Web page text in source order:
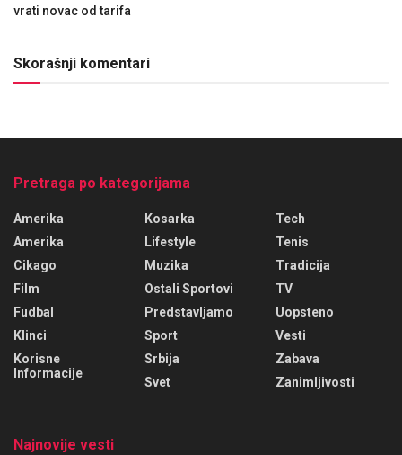
vrati novac od tarifa
Skorašnji komentari
Pretraga po kategorijama
Amerika
Amerika
Cikago
Film
Fudbal
Klinci
Korisne
Informacije
Kosarka
Lifestyle
Muzika
Ostali Sportovi
Predstavljamo
Sport
Srbija
Svet
Tech
Tenis
Tradicija
TV
Uopsteno
Vesti
Zabava
Zanimljivosti
Najnovije vesti